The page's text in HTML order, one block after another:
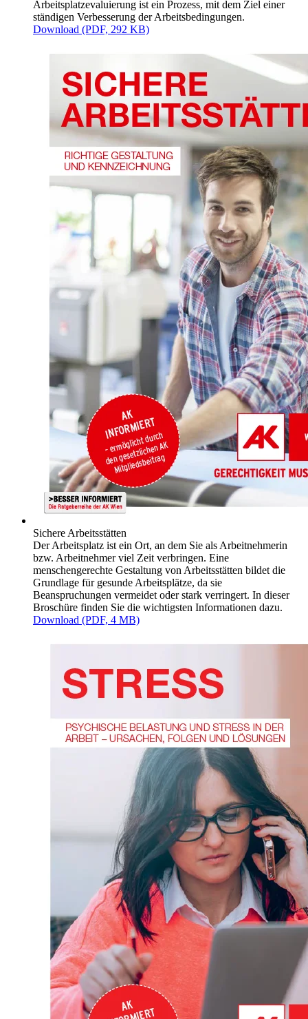
Arbeitsplatzevaluierung ist ein Prozess, mit dem Ziel einer
ständigen Verbesserung der Arbeitsbedingungen.
Download (PDF, 292 KB)
Sichere Arbeitsstätten
Der Arbeitsplatz ist ein Ort, an dem Sie als Arbeitnehmerin
bzw. Arbeitnehmer viel Zeit verbringen. Eine
menschengerechte Gestaltung von Arbeitsstätten bildet die
Grundlage für gesunde Arbeitsplätze, da sie
Beanspruchungen vermeidet oder stark verringert. In dieser
Broschüre finden Sie die wichtigsten Informationen dazu.
Download (PDF, 4 MB)